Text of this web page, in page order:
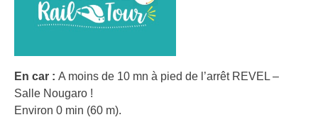
En car : A moins de 10 mn à pied de l’arrêt REVEL –
Salle Nougaro !
Environ 0 min (60 m).